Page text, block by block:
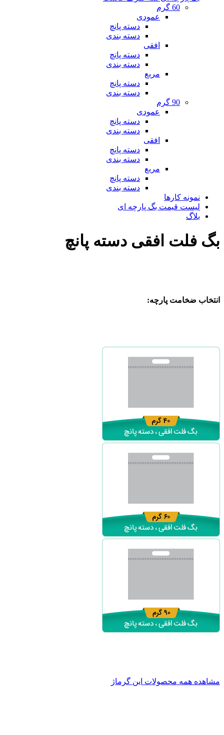
60 گرم
عمودی
دسته پانچ
دسته بندی
افقی
دسته پانچ
دسته بندی
مربع
دسته پانچ
دسته بندی
90 گرم
عمودی
دسته پانچ
دسته بندی
افقی
دسته پانچ
دسته بندی
مربع
دسته پانچ
دسته بندی
نمونه کارها
لیست قیمت بگ پارچه ای
بلاگ
بگ فلت افقی دسته پانچ
انتخاب ضخامت پارچه:
مشاهده همه محصولات این گرماژ